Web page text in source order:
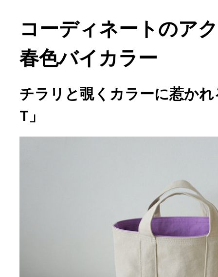
コーディネートのア
春色バイカラー
チラリと覗くカラーに惹かれ
T」